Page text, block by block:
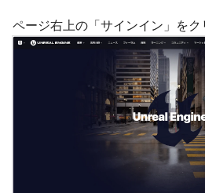
ページ右上の「サインイン」をク